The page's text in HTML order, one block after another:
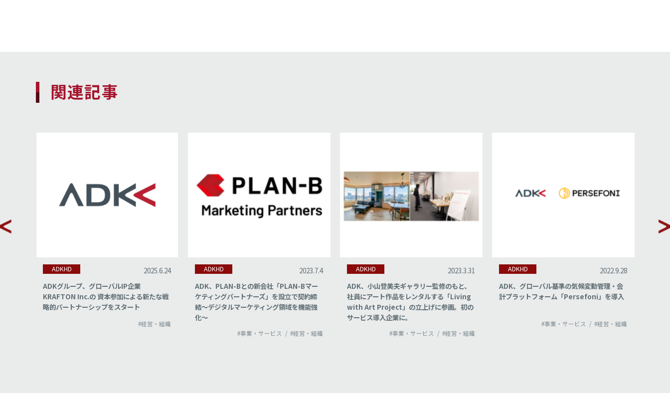
関連記事
ADKHD
2025.6.24
ADKグループ、グローバルIP企業
KRAFTON Inc.の 資本参加による新たな戦
略的パートナーシップをスタート
#経営・組織
ADKHD
2023.7.4
ADK、PLAN-Bとの新会社「PLAN-Bマー
ケティングパートナーズ」を設立で契約締
結～デジタルマーケティング領域を機能強
化～
#事業・サービス #経営・組織
ADKHD
2023.3.31
ADK、小山登美夫ギャラリー監修のもと、
社員にアート作品をレンタルする「Living
with Art Project」の立上げに参画。初の
サービス導入企業に。
#事業・サービス #経営・組織
ADKHD
2022.9.28
ADK、グローバル基準の気候変動管理・会
計プラットフォーム「Persefoni」を導入
#事業・サービス #経営・組織